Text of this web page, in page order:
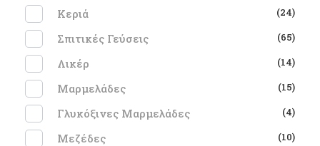
Κεριά (24)
Σπιτικές Γεύσεις (65)
Λικέρ (14)
Μαρμελάδες (15)
Γλυκόξινες Μαρμελάδες (4)
Μεζέδες (10)